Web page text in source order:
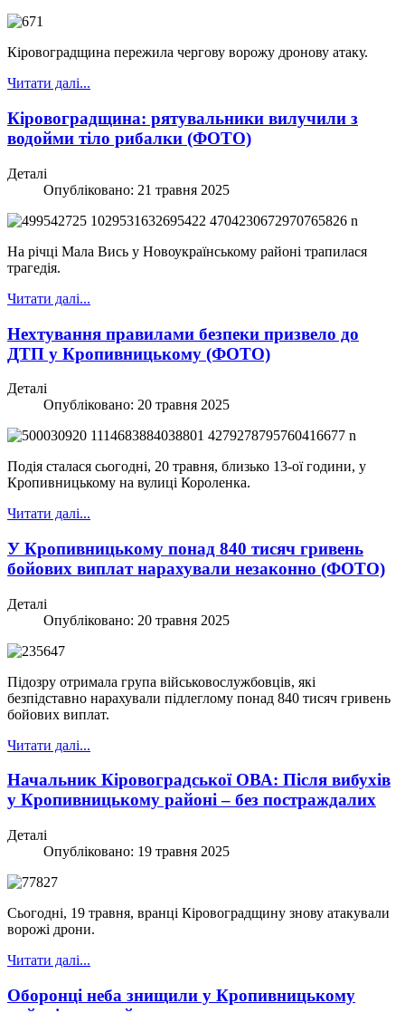
Кіровоградщина пережила чергову ворожу дронову атаку.
Читати далі...
Кіровоградщина: рятувальники вилучили з
водойми тіло рибалки (ФОТО)
Деталі
Опубліковано: 21 травня 2025
На річці Мала Вись у Новоукраїнському районі трапилася
трагедія.
Читати далі...
Нехтування правилами безпеки призвело до
ДТП у Кропивницькому (ФОТО)
Деталі
Опубліковано: 20 травня 2025
Подія сталася сьогодні, 20 травня, близько 13-ої години, у
Кропивницькому на вулиці Короленка.
Читати далі...
У Кропивницькому понад 840 тисяч гривень
бойових виплат нарахували незаконно (ФОТО)
Деталі
Опубліковано: 20 травня 2025
Підозру отримала група військовослужбовців, які
безпідставно нарахували підлеглому понад 840 тисяч гривень
бойових виплат.
Читати далі...
Начальник Кіровоградської ОВА: Після вибухів
у Кропивницькому районі – без постраждалих
Деталі
Опубліковано: 19 травня 2025
Сьогодні, 19 травня, вранці Кіровоградщину знову атакували
ворожі дрони.
Читати далі...
Оборонці неба знищили у Кропивницькому